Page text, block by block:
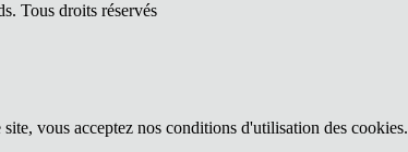
Tous droits réservés
vous acceptez nos conditions d'utilisation des cookies.